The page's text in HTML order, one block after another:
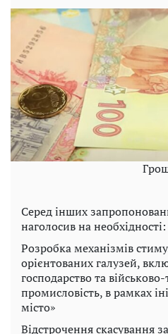
Серед інших
наголосив на необхідності:
Розробка механізмів
орієнтованих галузей,
господарство та
промисловість, в рамках
місто»
Відстрочення скасування